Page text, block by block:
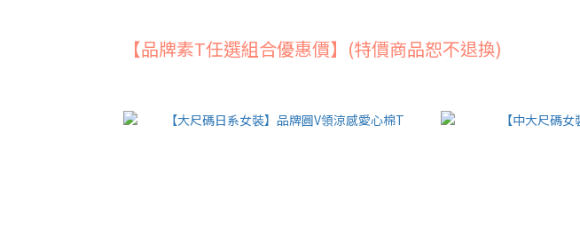
【品牌素T任選組合優惠價】(特價商品恕不退換)